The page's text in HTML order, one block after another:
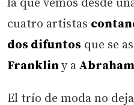
la que vemos desde
cuatro artistas
dos difuntos que se
Franklin y a
El trío de moda no